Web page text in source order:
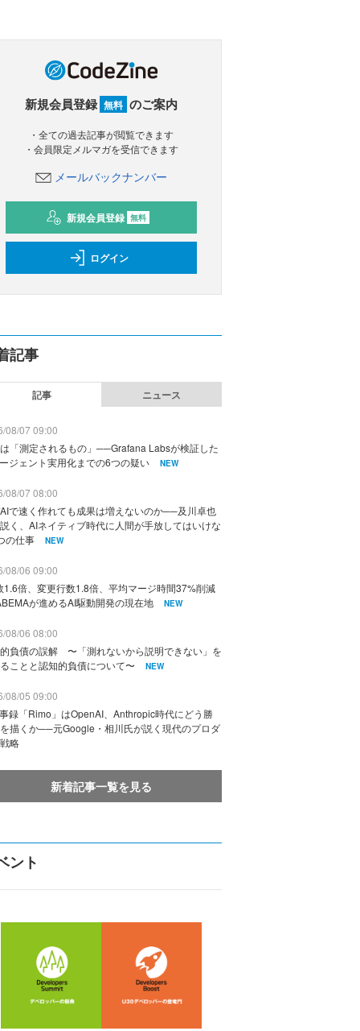
新規会員登録 無料 のご案内
・全ての過去記事が閲覧できます
・会員限定メルマガを受信できます
メールバックナンバー
新規会員登録 無料
ログイン
記事
記事 ニュース
08/07 09:00
「測定されるもの」──Grafana Labsが検証した
ジェント実用化までの6つの疑い
NEW
08/07 08:00
で速く作れても成果は増えないのか──及川卓也
く、AIネイティブ時代に人間が手放してはいけな
の仕事
NEW
08/06 09:00
1.6倍、変更行数1.8倍、平均マージ時間37%削減
が進めるAI駆動開発の現在地
NEW
08/06 08:00
負債の誤解 〜「測れないから説明できない」を
ことと認知的負債について〜
NEW
08/05 09:00
録「Rimo」はOpenAI、Anthropic時代にどう勝
描くか──元Google・相川氏が説く現代のプロダ
略
新着記事一覧を見る
ント